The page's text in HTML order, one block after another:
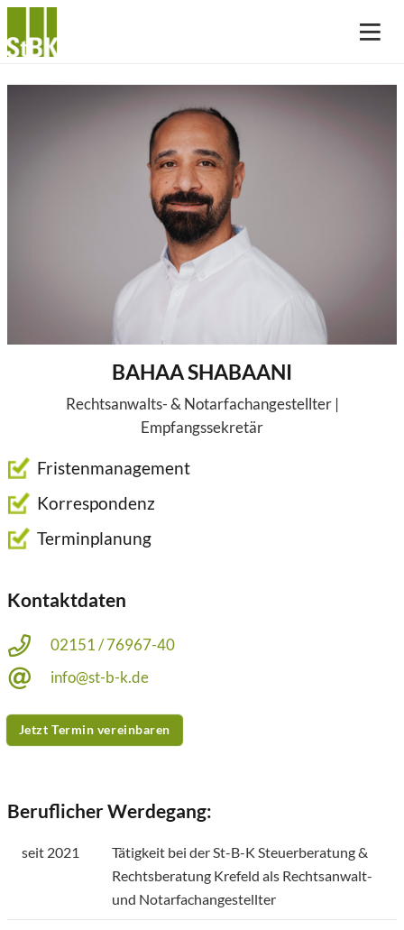
BAHAA SHABAANI
Rechtsanwalts- & Notarfachangestellter |
Empfangssekretär
Fristenmanagement
Korrespondenz
Terminplanung
Kontaktdaten
02151 / 76967-40
info@st-b-k.de
Jetzt Termin vereinbaren
Beruflicher Werdegang:
seit 2021
Tätigkeit bei der St-B-K Steuerberatung &
Rechtsberatung Krefeld als Rechtsanwalt-
und Notarfachangestellter